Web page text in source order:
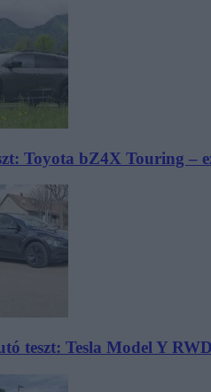
Toyota bZ4X Touring –
teszt: Tesla Model Y